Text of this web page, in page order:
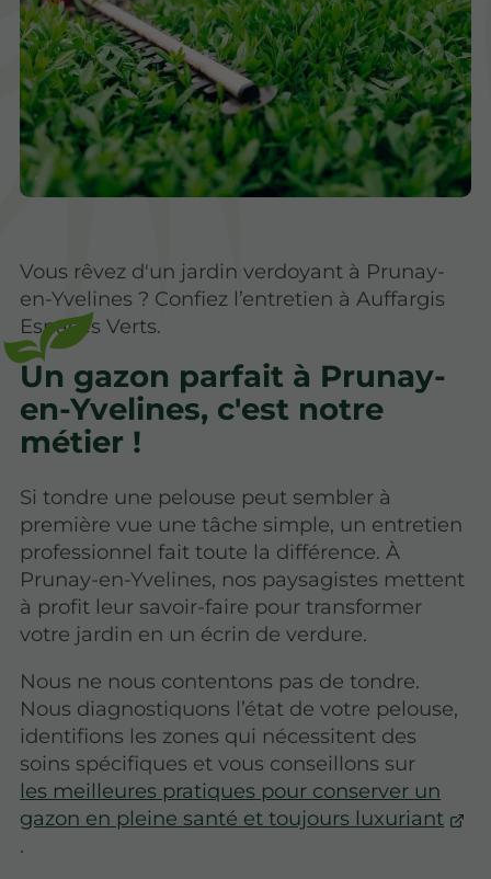
Vous rêvez d'un jardin verdoyant à Prunay-
en-Yvelines ? Confiez l’entretien à Auffargis
Espaces Verts.
Un gazon parfait à Prunay-
en-Yvelines, c'est notre
métier !
Si tondre une pelouse peut sembler à
première vue une tâche simple, un entretien
professionnel fait toute la différence. À
Prunay-en-Yvelines, nos paysagistes mettent
à profit leur savoir-faire pour transformer
votre jardin en un écrin de verdure.
Nous ne nous contentons pas de tondre.
Nous diagnostiquons l’état de votre pelouse,
identifions les zones qui nécessitent des
soins spécifiques et vous conseillons sur
les meilleures pratiques pour conserver un
gazon en pleine santé et toujours luxuriant
.